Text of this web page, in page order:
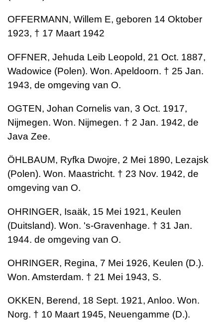
OFFERMANN, Willem E, geboren 14 Oktober
1923, † 17 Maart 1942
OFFNER, Jehuda Leib Leopold, 21 Oct. 1887,
Wadowice (Polen). Won. Apeldoorn. † 25 Jan.
1943, de omgeving van O.
OGTEN, Johan Cornelis van, 3 Oct. 1917,
Nijmegen. Won. Nijmegen. † 2 Jan. 1942, de
Java Zee.
ÖHLBAUM, Ryfka Dwojre, 2 Mei 1890, Lezajsk
(Polen). Won. Maastricht. † 23 Nov. 1942, de
omgeving van O.
OHRINGER, Isaäk, 15 Mei 1921, Keulen
(Duitsland). Won. 's-Gravenhage. † 31 Jan.
1944. de omgeving van O.
OHRINGER, Regina, 7 Mei 1926, Keulen (D.).
Won. Amsterdam. † 21 Mei 1943, S.
OKKEN, Berend, 18 Sept. 1921, Anloo. Won.
Norg. † 10 Maart 1945, Neuengamme (D.).